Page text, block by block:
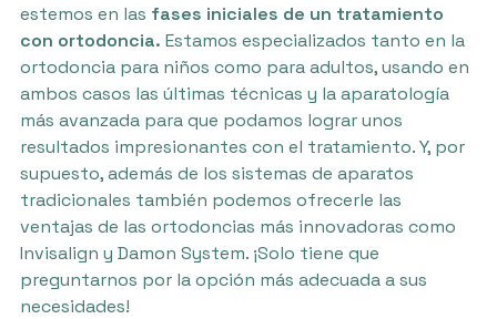
estemos en las fases iniciales de un tratamiento
con ortodoncia. Estamos especializados tanto en la
ortodoncia para niños como para adultos, usando en
ambos casos las últimas técnicas y la aparatología
más avanzada para que podamos lograr unos
resultados impresionantes con el tratamiento. Y, por
supuesto, además de los sistemas de aparatos
tradicionales también podemos ofrecerle las
ventajas de las ortodoncias más innovadoras como
Invisalign y Damon System. ¡Solo tiene que
preguntarnos por la opción más adecuada a sus
necesidades!